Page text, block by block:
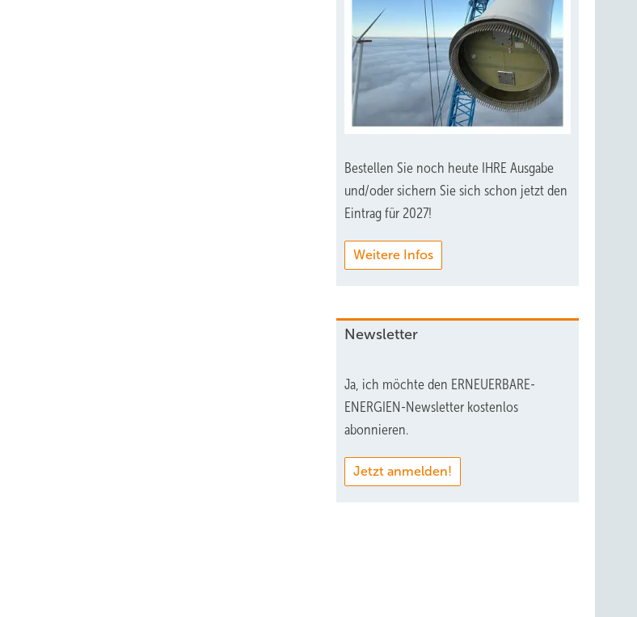
Bestellen Sie noch heute IHRE Ausgabe
und/oder sichern Sie sich schon jetzt den
Eintrag für 2027!
Weitere Infos
Newsletter
Ja, ich möchte den ERNEUERBARE-
ENERGIEN-Newsletter kostenlos
abonnieren.
Jetzt anmelden!